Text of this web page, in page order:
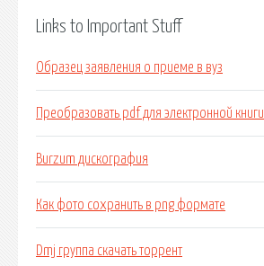
Links to Important Stuff
Образец заявления о приеме в вуз
Преобразовать pdf для электронной книги
Burzum дискография
Как фото сохранить в png формате
Dmj группа скачать торрент